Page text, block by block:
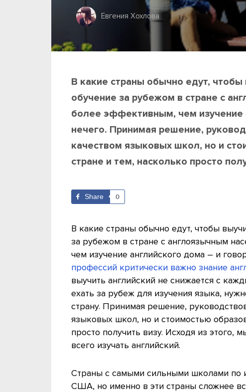
Евгения Хохлова
В какие страны обычно едут, чтобы
обучение за рубежом в стране с
более эффективным, чем изучение
нечего. Принимая решение,
качеством языковых школ, но и
стране и тем, насколько просто
Share 0
В какие страны обычно едут, чтобы
за рубежом в стране с англоязычным
чем изучение английского дома – и
профессий критически важно знание
выучить английский не снижается с
ехать за рубеж для изучения языка,
страну. Принимая решение,
языковых школ, но и стоимостью
просто получить визу. Исходя из этого,
всего изучать английский.
Страны с самыми сильными школами по
США, но именно в эти страны сложнее